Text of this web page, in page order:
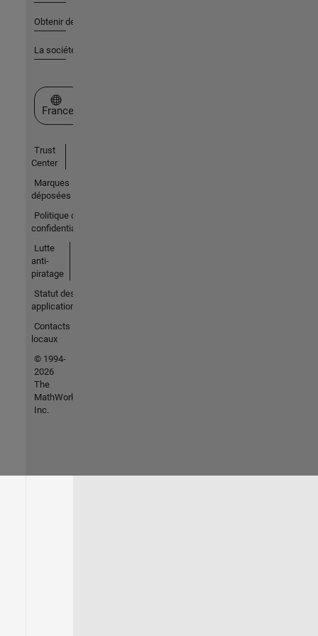
Obtenir de l'aide
La société
Sélectionner un site web
France
Trust
Center
Marques
déposées
Politique de
confidentialité
Lutte
anti-
piratage
Statut des
applications
Contacts
locaux
© 1994-
2026
The
MathWorks,
Inc.